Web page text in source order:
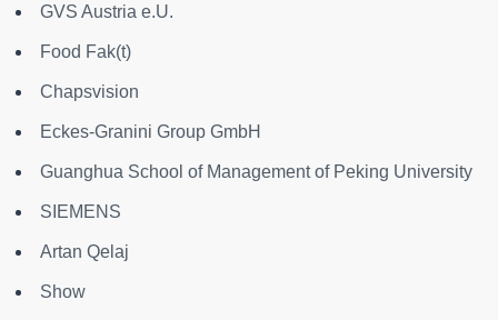
GVS Austria e.U.
Food Fak(t)
Chapsvision
Eckes-Granini Group GmbH
Guanghua School of Management of Peking University
SIEMENS
Artan Qelaj
Show